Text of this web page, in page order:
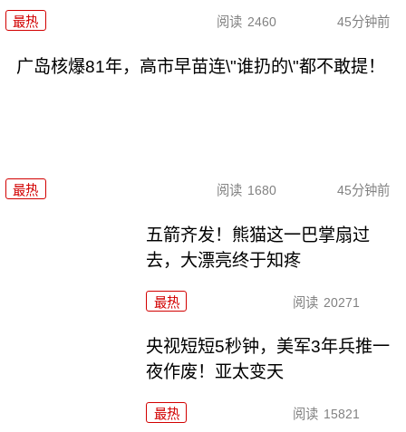
最热 阅读 2460 45分钟前
广岛核爆81年，高市早苗连\"谁扔的\"都不敢提！
最热 阅读 1680 45分钟前
五箭齐发！熊猫这一巴掌扇过
去，大漂亮终于知疼
最热 阅读 20271
央视短短5秒钟，美军3年兵推一
夜作废！亚太变天
最热 阅读 15821